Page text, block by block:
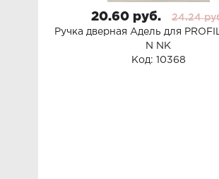
20.60 руб.
24.24
Ручка дверная Адель для
N NK
Код: 10368